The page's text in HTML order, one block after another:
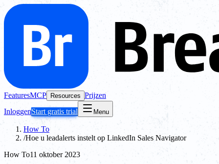
FeaturesMCP Resources Prijzen
InloggenStart gratis trial Menu
How To
/Hoe u leadalerts instelt op LinkedIn Sales Navigator
How To11 oktober 2023